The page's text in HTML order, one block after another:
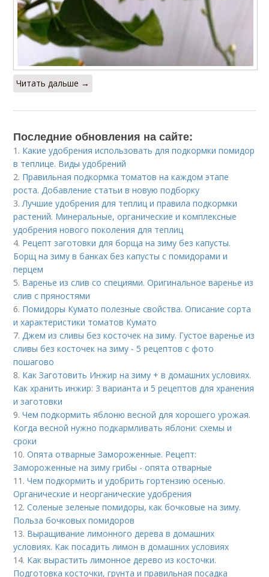
Читать дальше →
Последние обновления на сайте:
1. Какие удобрения использовать для подкормки помидор
в теплице. Виды удобрений
2. Правильная подкормка томатов на каждом этапе
роста. Добавление статьи в новую подборку
3. Лучшие удобрения для теплиц и правила подкормки
растений. Минеральные, органические и комплексные
удобрения нового поколения для теплиц
4. Рецепт заготовки для борща на зиму без капусты.
Борщ на зиму в банках без капусты с помидорами и
перцем
5. Варенье из слив со специями. Оригинальное варенье из
слив с пряностями
6. Помидоры Кумато полезные свойства. Описание сорта
и характеристики томатов Кумато
7. Джем из сливы без косточек на зиму. Густое варенье из
сливы без косточек на зиму - 5 рецептов с фото
пошагово
8. Как Заготовить Инжир на зиму + в домашних условиях.
Как хранить инжир: 3 варианта и 5 рецептов для хранения
и заготовки
9.Чем подкормить яблоню весной для хорошего урожая.
Когда весной нужно подкармливать яблони: схемы и
сроки
10.Опята отварные Замороженные. Рецепт:
Замороженные на зиму грибы - опята отварные
11.Чем подкормить и удобрить гортензию осенью.
Органические и неорганические удобрения
12.Соленые зеленые помидоры, как бочковые на зиму.
Польза бочковых помидоров
13. Выращивание лимонного дерева в домашних
условиях. Как посадить лимон в домашних условиях
14. Как вырастить лимонное дерево из косточки.
Подготовка косточки, грунта и правильная посадка